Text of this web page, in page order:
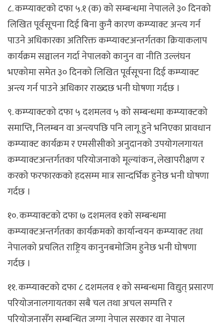
८. कम्प्याक्टको दफा ५.१ (क) को सम्बन्धमा नेपालले ३० दिनको
लिखित पूर्वसूचना दिई बिना कुनै कारण कम्प्याक्ट अन्त्य गर्न
पाउने अधिकारका अतिरिक्त कम्प्याक्टअन्तर्गतका क्रियाकलाप
कार्यक्रम सञ्चालन गर्दा नेपालको कानुन वा नीति उल्लंघन
भएकोमा समेत ३० दिनको लिखित पूर्वसूचना दिई कम्प्याक्ट
अन्त्य गर्न पाउने अधिकार राख्दछ भनी घोषणा गर्दछ ।
९. कम्प्याक्टको दफा ५ दशमलव ५ को सम्बन्धमा कम्प्याक्टको
समाप्ति, निलम्बन वा अन्त्यपछि पनि लागू हुने भनिएका प्रावधान
कम्प्याक्ट कार्यक्रम र एमसीसीको अनुदानको उपयोगलगायत
कम्प्याक्टअन्तर्गतका परियोजनाको मूल्यांकन, लेखापरीक्षण र
करको फरफारकको हदसम्म मात्र सान्दर्भिक हुनेछ भनी घोषणा
गर्दछ ।
१०. कम्प्याक्टको दफा ७ दशमलव १को सम्बन्धमा
कम्प्याक्टअन्तर्गतका कार्यक्रमको कार्यान्वयन कम्प्याक्ट तथा
नेपालको प्रचलित राष्ट्रिय कानुनबमोजिम हुनेछ भनी घोषणा
गर्दछ ।
११. कम्प्याक्टको दफा ८ दशमलव १ को सम्बन्धमा विद्युत् प्रसारण
परियोजनालगायतका सबै चल तथा अचल सम्पत्ति र
परियोजनासँग सम्बन्धित जग्गा नेपाल सरकार वा नेपाल